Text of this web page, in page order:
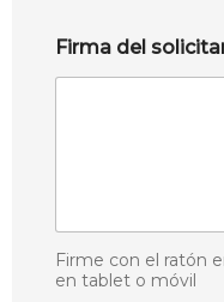
Firma del
Firme con el ratón
en tablet o móvil